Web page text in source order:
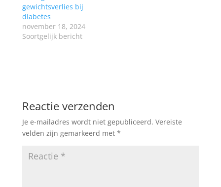
gewichtsverlies bij
diabetes
november 18, 2024
Soortgelijk bericht
Reactie verzenden
Je e-mailadres wordt niet gepubliceerd. Vereiste
velden zijn gemarkeerd met *